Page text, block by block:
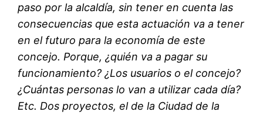
paso por la alcaldía, sin tener en cuenta las
consecuencias que esta actuación va a tener
en el futuro para la economía de este
concejo. Porque, ¿quién va a pagar su
funcionamiento? ¿Los usuarios o el concejo?
¿Cuántas personas lo van a utilizar cada día?
Etc. Dos proyectos, el de la Ciudad de la